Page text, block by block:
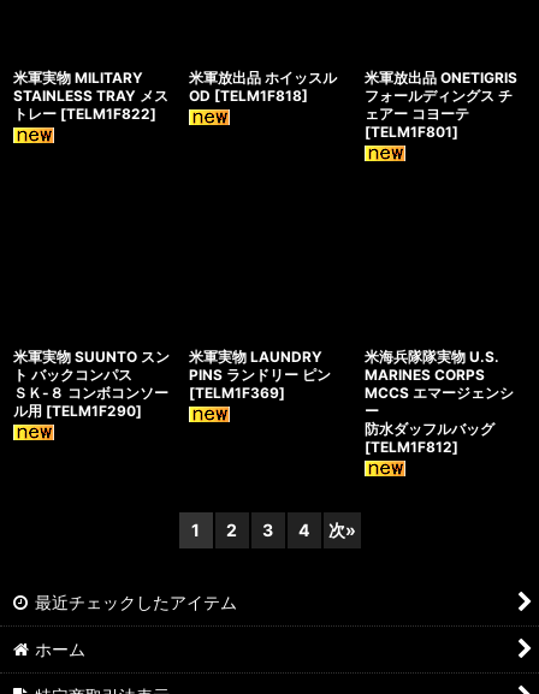
米軍実物 MILITARY
STAINLESS TRAY メス
トレー [TELM1F822]
米軍放出品 ホイッスル
OD [TELM1F818]
米軍放出品 ONETIGRIS
フォールディングス チ
ェアー コヨーテ
[TELM1F801]
米軍実物 SUUNTO スン
ト バックコンパス
ＳＫ-８ コンボコンソー
ル用 [TELM1F290]
米軍実物 LAUNDRY
PINS ランドリー ピン
[TELM1F369]
米海兵隊隊実物 U.S.
MARINES CORPS
MCCS エマージェンシ
ー
防水ダッフルバッグ
[TELM1F812]
1 2 3 4 次»
最近チェックしたアイテム
ホーム